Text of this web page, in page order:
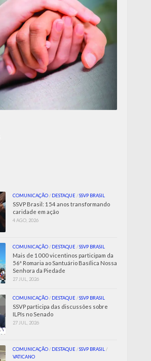
COMUNICAÇÃO / DESTAQUE /SSVP BRASIL
SSVP Brasil: 154 anos transformando
caridade em ação
4 AGO, 2026
COMUNICAÇÃO / DESTAQUE /SSVP BRASIL
Mais de 1000 vicentinos participam da
56ª Romaria ao Santuário Basílica Nossa
Senhora da Piedade
27 JUL, 2026
COMUNICAÇÃO / DESTAQUE /SSVP BRASIL
SSVP participa das discussões sobre
ILPIs no Senado
27 JUL, 2026
COMUNICAÇÃO / DESTAQUE /SSVP BRASIL /
VATICANO